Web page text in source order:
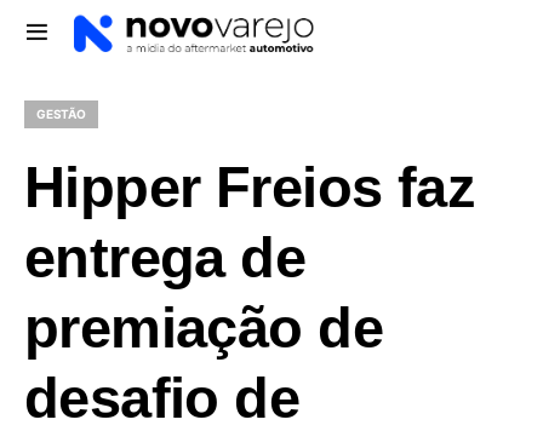
GESTÃO
Hipper Freios faz
entrega de
premiação de
desafio de